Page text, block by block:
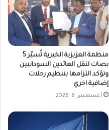
منظمة العزيزية الخيرية تُسيّر 5
بصات لنقل العائدين السودانيين
وتؤكد التزامها بتنظيم رحلات
إضافية اخري
أغسطس 8, 2026